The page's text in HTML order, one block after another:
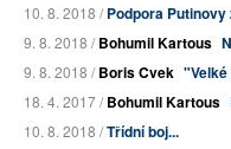
10. 8. 2018 /Podpora
9. 8. 2018 /Bohumil Kartous
9. 8. 2018 /Boris Cvek
18. 4. 2017 /Bohumil Kartous
10. 8. 2018 /Třídní boj...